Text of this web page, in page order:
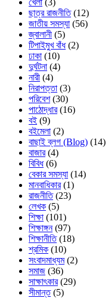
ছাত্র রাজনীতি(12)
জাতীয় সমস্যা (56)
জ্বালানী (5)
টিপাইমুখ বাঁধ(2)
ঢাকা (10)
দুর্ঘটনা (4)
নারী (4)
নিরাপত্তা (3)
পরিবেশ(30)
পাঠোদ্ধার(16)
বই (9)
বইমেলা (2)
বাছাই ব্লগ (Blog) (14)
বাজার(4)
বিবিধ(6)
বেকার সমস্যা (14)
মানবাধিকার(1)
রাজনীতি(23)
লেখক (5)
শিক্ষা (101)
শিক্ষাঙ্গন(97)
শিক্ষানীতি(18)
শ্রমিক (10)
সংবাদমাধ্যম(2)
সমাজ (36)
সাক্ষাৎকার(29)
সীমান্ত(5)